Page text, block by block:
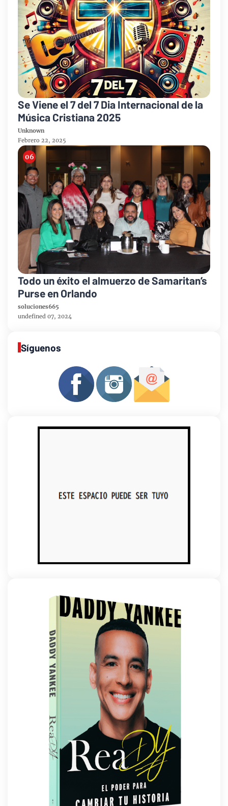
Se Viene el 7 del 7 Dia Internacional de la
Música Cristiana 2025
Unknown
Febrero 22, 2025
Todo un éxito el almuerzo de Samaritan’s
Purse en Orlando
soluciones665
undefined 07, 2024
Síguenos